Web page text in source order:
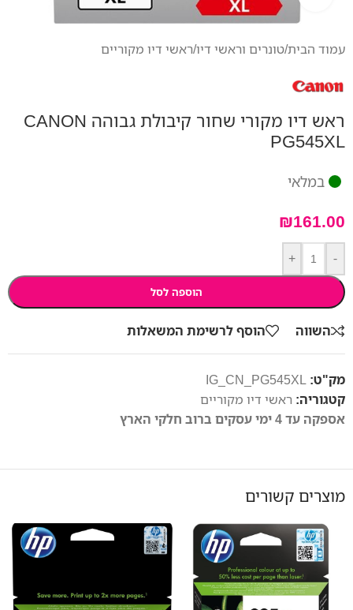
עמוד הבית/טונרים וראשי דיו/ראשי דיו מקוריים
ראש דיו מקורי שחור קיבולת גבוהה CANON
PG545XL
במלאי
₪161.00
-
+
הוספה לסל
השווה הוסף לרשימת המשאלות
מק"ט: IG_CN_PG545XL
קטגוריה: ראשי דיו מקוריים
אספקה עד 4 ימי עסקים ברוב חלקי הארץ
מוצרים קשורים